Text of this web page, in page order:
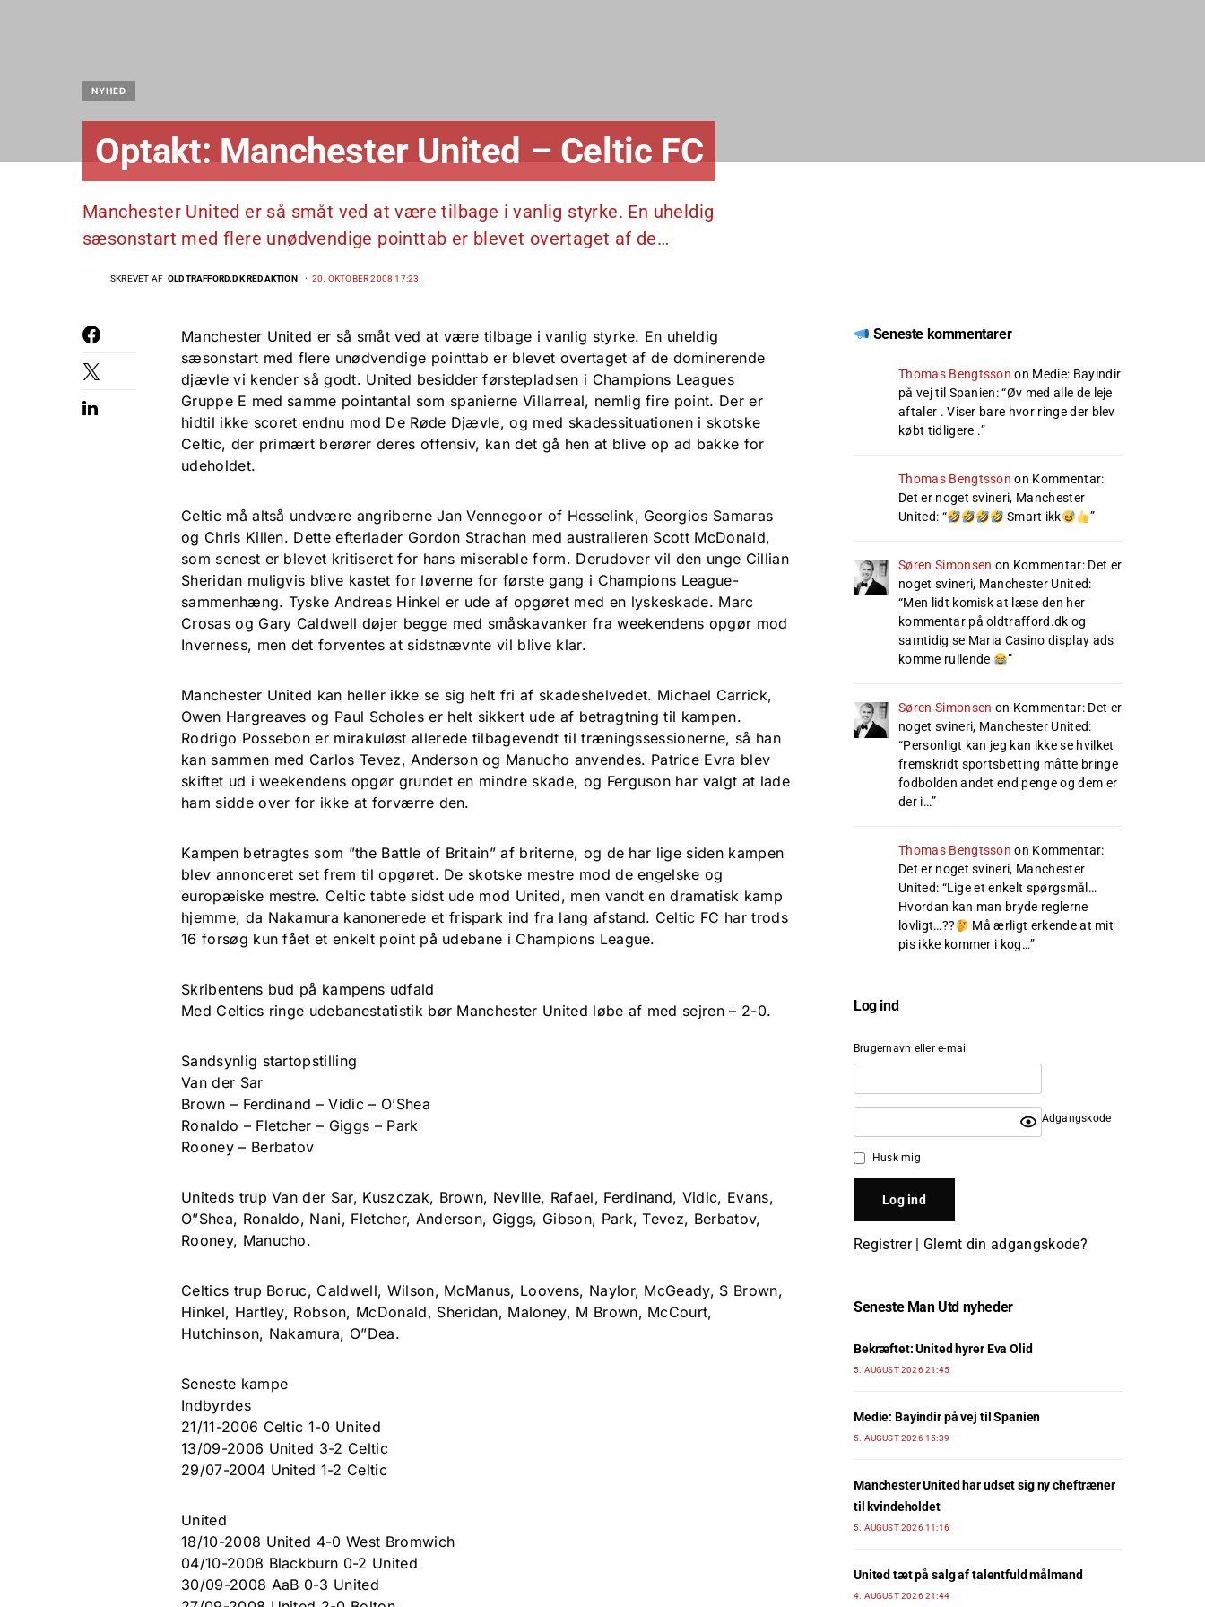
NYHED
Optakt: Manchester United – Celtic FC
Manchester United er så småt ved at være tilbage i vanlig styrke. En uheldig
sæsonstart med flere unødvendige pointtab er blevet overtaget af de…
SKREVET AF OLDTRAFFORD.DK REDAKTION 20. OKTOBER 2008 17:23
Manchester United er så småt ved at være tilbage i vanlig styrke. En uheldig
sæsonstart med flere unødvendige pointtab er blevet overtaget af de dominerende
djævle vi kender så godt. United besidder førstepladsen i Champions Leagues
Gruppe E med samme pointantal som spanierne Villarreal, nemlig fire point. Der er
hidtil ikke scoret endnu mod De Røde Djævle, og med skadessituationen i skotske
Celtic, der primært berører deres offensiv, kan det gå hen at blive op ad bakke for
udeholdet.
Celtic må altså undvære angriberne Jan Vennegoor of Hesselink, Georgios Samaras
og Chris Killen. Dette efterlader Gordon Strachan med australieren Scott McDonald,
som senest er blevet kritiseret for hans miserable form. Derudover vil den unge Cillian
Sheridan muligvis blive kastet for løverne for første gang i Champions League-
sammenhæng. Tyske Andreas Hinkel er ude af opgøret med en lyskeskade. Marc
Crosas og Gary Caldwell døjer begge med småskavanker fra weekendens opgør mod
Inverness, men det forventes at sidstnævnte vil blive klar.
Manchester United kan heller ikke se sig helt fri af skadeshelvedet. Michael Carrick,
Owen Hargreaves og Paul Scholes er helt sikkert ude af betragtning til kampen.
Rodrigo Possebon er mirakuløst allerede tilbagevendt til træningssessionerne, så han
kan sammen med Carlos Tevez, Anderson og Manucho anvendes. Patrice Evra blev
skiftet ud i weekendens opgør grundet en mindre skade, og Ferguson har valgt at lade
ham sidde over for ikke at forværre den.
Kampen betragtes som ”the Battle of Britain” af briterne, og de har lige siden kampen
blev annonceret set frem til opgøret. De skotske mestre mod de engelske og
europæiske mestre. Celtic tabte sidst ude mod United, men vandt en dramatisk kamp
hjemme, da Nakamura kanonerede et frispark ind fra lang afstand. Celtic FC har trods
16 forsøg kun fået et enkelt point på udebane i Champions League.
Skribentens bud på kampens udfald
Med Celtics ringe udebanestatistik bør Manchester United løbe af med sejren – 2-0.
Sandsynlig startopstilling
Van der Sar
Brown – Ferdinand – Vidic – O’Shea
Ronaldo – Fletcher – Giggs – Park
Rooney – Berbatov
Uniteds trup Van der Sar, Kuszczak, Brown, Neville, Rafael, Ferdinand, Vidic, Evans,
O”Shea, Ronaldo, Nani, Fletcher, Anderson, Giggs, Gibson, Park, Tevez, Berbatov,
Rooney, Manucho.
Celtics trup Boruc, Caldwell, Wilson, McManus, Loovens, Naylor, McGeady, S Brown,
Hinkel, Hartley, Robson, McDonald, Sheridan, Maloney, M Brown, McCourt,
Hutchinson, Nakamura, O”Dea.
Seneste kampe
Indbyrdes
21/11-2006 Celtic 1-0 United
13/09-2006 United 3-2 Celtic
29/07-2004 United 1-2 Celtic
United
18/10-2008 United 4-0 West Bromwich
04/10-2008 Blackburn 0-2 United
30/09-2008 AaB 0-3 United
Seneste kommentarer
Thomas Bengtsson on Medie: Bayindir
på vej til Spanien: “Øv med alle de leje
aftaler . Viser bare hvor ringe der blev
købt tidligere .”
Thomas Bengtsson on Kommentar:
Det er noget svineri, Manchester
United: “ Smart ikk ”
Søren Simonsen on Kommentar: Det er
noget svineri, Manchester United:
“Men lidt komisk at læse den her
kommentar på oldtrafford.dk og
samtidig se Maria Casino display ads
komme rullende
”
Søren Simonsen on Kommentar: Det er
noget svineri, Manchester United:
“Personligt kan jeg kan ikke se hvilket
fremskridt sportsbetting måtte bringe
fodbolden andet end penge og dem er
der i…”
Thomas Bengtsson on Kommentar:
Det er noget svineri, Manchester
United: “Lige et enkelt spørgsmål…
Hvordan kan man bryde reglerne
lovligt…??
Må ærligt erkende at mit
pis ikke kommer i kog…”
Log ind
Brugernavn eller e-mail
Adgangskode
Husk mig
Registrer| Glemt din adgangskode?
Seneste Man Utd nyheder
Bekræftet: United hyrer Eva Olid
5. AUGUST 2026 21:45
Medie: Bayindir på vej til Spanien
5. AUGUST 2026 15:39
Manchester United har udset sig ny cheftræner
til kvindeholdet
5. AUGUST 2026 11:16
United tæt på salg af talentfuld målmand
4. AUGUST 2026 21:44